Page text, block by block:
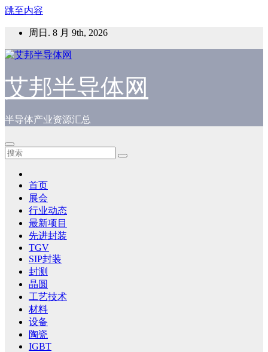
跳至内容
周日. 8 月 9th, 2026
艾邦半导体网
半导体产业资源汇总
首页
展会
行业动态
最新项目
先进封装
TGV
SIP封装
封测
晶圆
工艺技术
材料
设备
陶瓷
IGBT